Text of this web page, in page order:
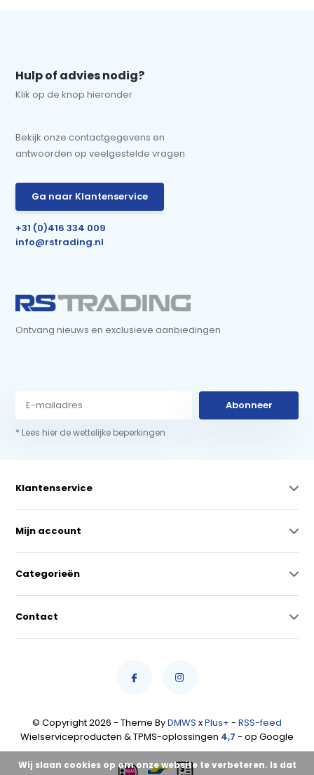
Hulp of advies nodig?
Klik op de knop hieronder
Bekijk onze contactgegevens en
antwoorden op veelgestelde vragen
Ga naar Klantenservice
+31 (0)416 334 009
info@rstrading.nl
Ontvang nieuws en exclusieve aanbiedingen
Abonneer
* Lees hier de wettelijke beperkingen
Klantenservice
Mijn account
Categorieën
Contact
© Copyright 2026 - Theme ByDMWS xPlus+ - RSS-feed
Wielserviceproducten & TPMS-oplossingen 4,7 - op Google
Wij slaan cookies op om onze website te verbeteren. Is dat